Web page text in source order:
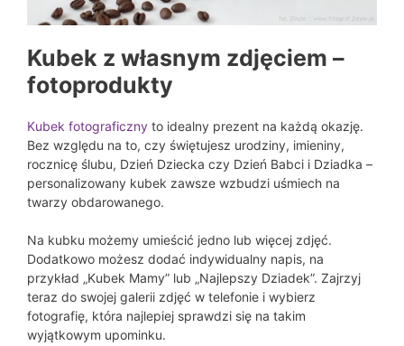
Kubek z własnym zdjęciem –
fotoprodukty
Kubek fotograficzny to idealny prezent na każdą okazję.
Bez względu na to, czy świętujesz urodziny, imieniny,
rocznicę ślubu, Dzień Dziecka czy Dzień Babci i Dziadka –
personalizowany kubek zawsze wzbudzi uśmiech na
twarzy obdarowanego.
Na kubku możemy umieścić jedno lub więcej zdjęć.
Dodatkowo możesz dodać indywidualny napis, na
przykład „Kubek Mamy” lub „Najlepszy Dziadek”. Zajrzyj
teraz do swojej galerii zdjęć w telefonie i wybierz
fotografię, która najlepiej sprawdzi się na takim
wyjątkowym upominku.